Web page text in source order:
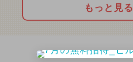
もっと見る